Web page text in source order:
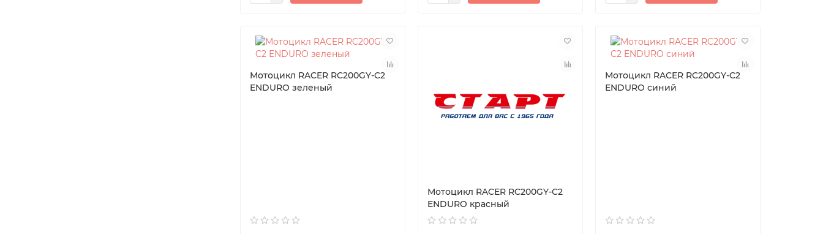
Мотоцикл RACER RC200GY-C2
ENDURO зеленый
Мотоцикл RACER RC200GY-C2
ENDURO красный
Мотоцикл RACER RC200GY-C2
ENDURO синий